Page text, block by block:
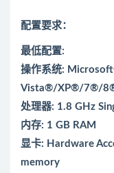
配置要求：
最低配置:
操作系统:
Vista®/XP®/7®/
处理器: 1.8 GHz
内存: 1 GB RAM
显卡: Hardware
memory